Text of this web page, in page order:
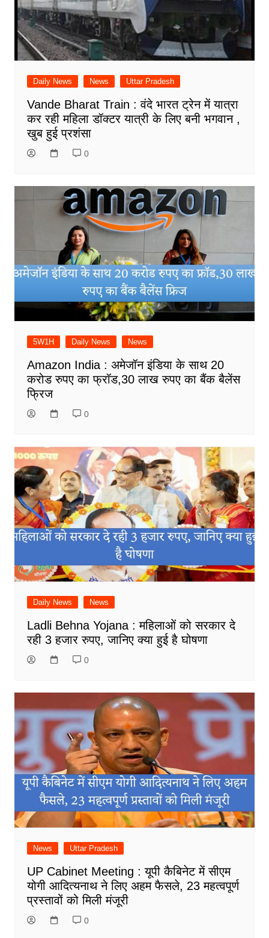
Daily News News Uttar Pradesh
Vande Bharat Train : वंदे भारत ट्रेन में यात्रा
कर रही महिला डॉक्टर यात्री के लिए बनी भगवान ,
खुब हुई प्रशंसा
0
5W1H Daily News News
Amazon India : अमेजॉन इंडिया के साथ 20
करोड रुपए का फ्रॉड,30 लाख रुपए का बैंक बैलेंस
फ्रिज
0
Daily News News
Ladli Behna Yojana : महिलाओं को सरकार दे
रही 3 हजार रुपए, जानिए क्या हुई है घोषणा
0
News Uttar Pradesh
UP Cabinet Meeting : यूपी कैबिनेट में सीएम
योगी आदित्यनाथ ने लिए अहम फैसले, 23 महत्वपूर्ण
प्रस्तावों को मिली मंजूरी
0